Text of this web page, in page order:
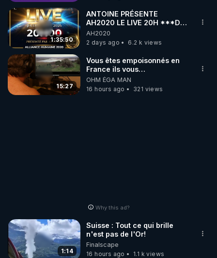
1:35:50
ANTOINE PRÉSENTE
AH2020 LE LIVE 20H ***DU
06/08/2026***
AH2020
2 days ago
6.2 k views
15:27
Vous êtes empoisonnés en
France ils vous
empoisonnent tranquille
OHM ÉGA MAN
16 hours ago
321 views
Why this ad?
1:14
Suisse : Tout ce qui brille
n'est pas de l'Or!
Finalscape
16 hours ago
1.1 k views